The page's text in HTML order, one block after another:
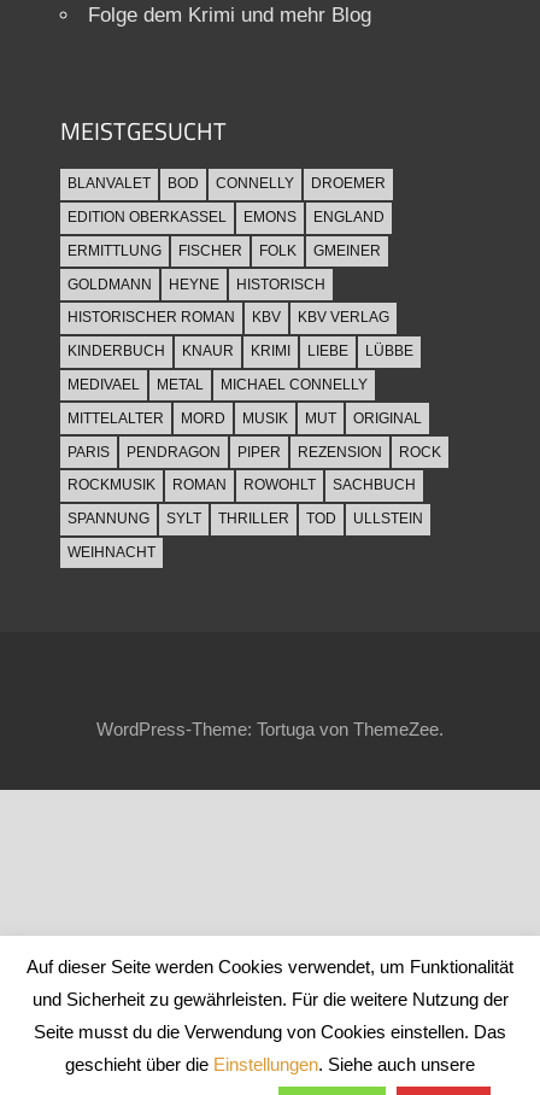
Folge dem Krimi und mehr Blog
MEISTGESUCHT
BLANVALET BOD CONNELLY
DROEMER
EDITION OBERKASSEL
EMONS
ENGLAND
ERMITTLUNG
FISCHER FOLK
GMEINER
GOLDMANN
HEYNE
HISTORISCH
HISTORISCHER ROMAN
KBV
KBV VERLAG
KINDERBUCH
KNAUR KRIMI LIEBE
LÜBBE
MEDIVAEL
METAL
MICHAEL CONNELLY
MITTELALTER
MORD MUSIK MUT
ORIGINAL
PARIS
PENDRAGON PIPER REZENSION
ROCK
ROCKMUSIK
ROMAN ROWOHLT
SACHBUCH
SPANNUNG
SYLT THRILLER TOD
ULLSTEIN
WEIHNACHT
WordPress-Theme: Tortuga von ThemeZee.
Auf dieser Seite werden Cookies verwendet, um Funktionalität
und Sicherheit zu gewährleisten. Für die weitere Nutzung der
Seite musst du die Verwendung von Cookies einstellen. Das
geschieht über die Einstellungen. Siehe auch unsere